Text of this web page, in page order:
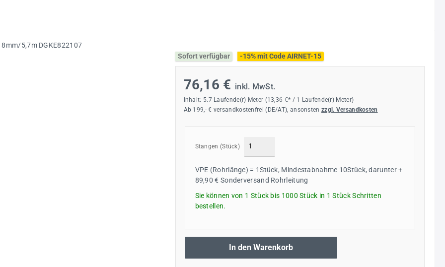
Sofort verfügbar
-15% mit Code AIRNET-15
76,16 € inkl. MwSt.
Inhalt: 5.7 Laufende(r) Meter (13,36 €* / 1 Laufende(r) Meter)
Ab 199,- € versandkostenfrei (DE/AT), ansonsten zzgl. Versandkosten
Stangen (Stück)
VPE (Rohrlänge) = 1Stück, Mindestabnahme 10Stück, darunter +
89,90 € Sonderversand Rohrleitung
Sie können von 1 Stück bis 1000 Stück in 1 Stück Schritten
bestellen.
In den Warenkorb